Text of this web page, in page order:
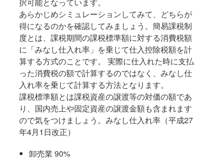
あらかじめシミュレーションしてみて、どちらが
得になるのかを確認してみましょう。簡易課税制
度とは、課税期間の課税標準額に対する消費税額
に「みなし仕入れ率」を乗じて仕入控除税額を計
算する方式のことです。 実際に仕入れた時に支払
った消費税の額で計算するのではなく、みなし仕
入れ率を乗じて計算する方法となります。
課税標準額とは課税資産の譲渡等の対価の額であ
り、国内売上や固定資産の譲渡金額も含まれます
ので気をつけましょう。みなし仕入れ率（平成27
年4月1日改正）
卸売業 90%